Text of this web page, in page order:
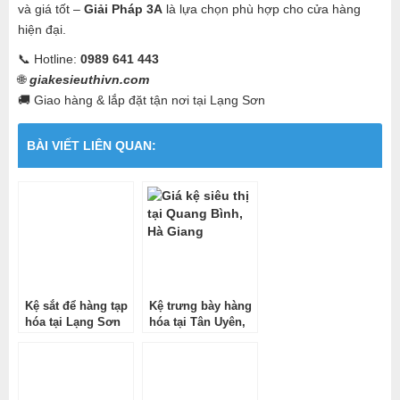
và giá tốt – Giải Pháp 3A là lựa chọn phù hợp cho cửa hàng
hiện đại.
📞 Hotline: 0989 641 443
🌐giakesieuthivn.com
🚚 Giao hàng & lắp đặt tận nơi tại Lạng Sơn
BÀI VIẾT LIÊN QUAN:
Kệ sắt để hàng tạp
hóa tại Lạng Sơn
Kệ trưng bày hàng
hóa tại Tân Uyên,